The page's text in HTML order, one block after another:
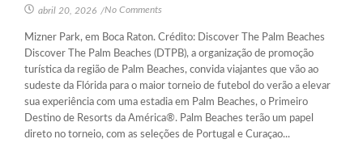
abril 20, 2026 /No Comments
Mizner Park, em Boca Raton. Crédito: Discover The Palm Beaches
Discover The Palm Beaches (DTPB), a organização de promoção
turística da região de Palm Beaches, convida viajantes que vão ao
sudeste da Flórida para o maior torneio de futebol do verão a elevar
sua experiência com uma estadia em Palm Beaches, o Primeiro
Destino de Resorts da América®. Palm Beaches terão um papel
direto no torneio, com as seleções de Portugal e Curaçao...